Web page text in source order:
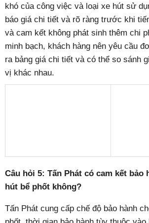
khó của công việc và loại xe hút sử
báo giá chi tiết và rõ ràng trước khi
và cam kết không phát sinh thêm chi
minh bạch, khách hàng nên yêu cầu
ra bảng giá chi tiết và có thể so sánh
vị khác nhau.
Câu hỏi 5: Tấn Phát có cam kết bảo
hút bể phốt không?
Tấn Phát cung cấp chế độ bảo hành